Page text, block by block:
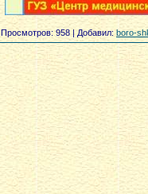
Просмотров: 958 | Добавил: boro-